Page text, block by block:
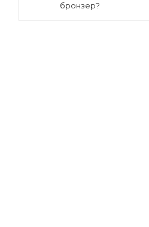
бронзер?